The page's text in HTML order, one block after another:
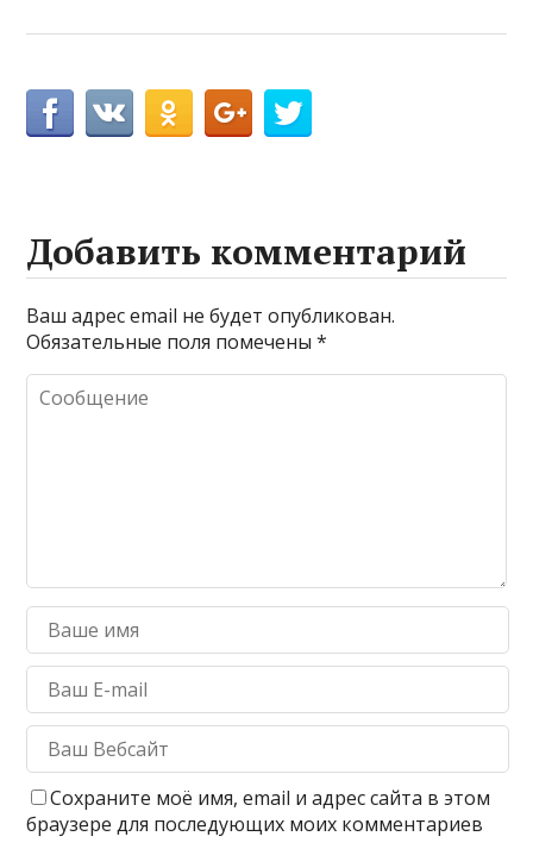
Добавить комментарий
Ваш адрес email не будет опубликован.
Обязательные поля помечены*
Сохраните моё имя, email и адрес сайта в этом
браузере для последующих моих комментариев